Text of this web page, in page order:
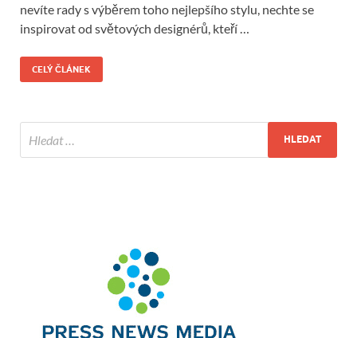
nevíte rady s výběrem toho nejlepšího stylu, nechte se
inspirovat od světových designérů, kteří …
CELÝ ČLÁNEK